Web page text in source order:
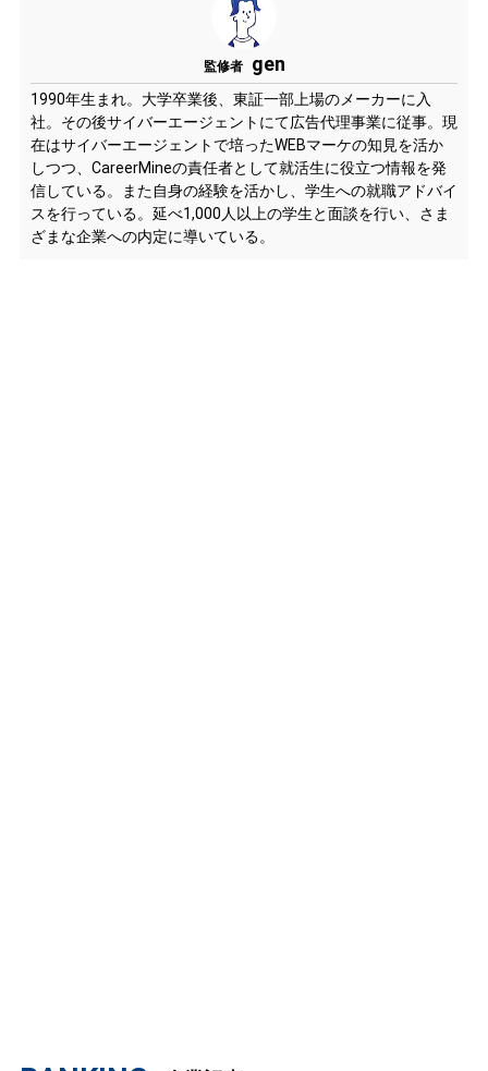
監修者 gen
1990年生まれ。大学卒業後、東証一部上場のメーカーに入
社。その後サイバーエージェントにて広告代理事業に従事。現
在はサイバーエージェントで培ったWEBマーケの知見を活か
しつつ、CareerMineの責任者として就活生に役立つ情報を発
信している。また自身の経験を活かし、学生への就職アドバイ
スを行っている。延べ1,000人以上の学生と面談を行い、さま
ざまな企業への内定に導いている。